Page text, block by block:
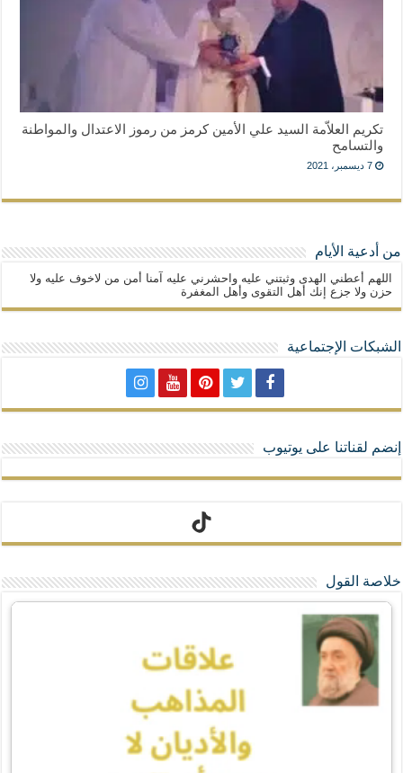
تكريم العلاّمة السيد علي الأمين كرمز من رموز الاعتدال والمواطنة
والتسامح
7 ديسمبر، 2021
من أدعية الأيام
اللهم أعطني الهدى وثبتني عليه واحشرني عليه آمنا أمن من لاخوف عليه ولا
حزن ولا جزع إنك أهل التقوى وأهل المغفرة
الشبكات الإجتماعية
إنضم لقناتنا على يوتيوب
تيك توك
خلاصة القول